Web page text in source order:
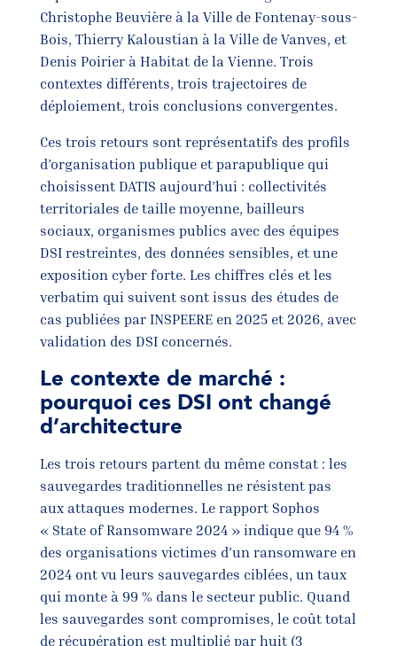
Christophe Beuvière à la Ville de Fontenay-sous-
Bois, Thierry Kaloustian à la Ville de Vanves, et
Denis Poirier à Habitat de la Vienne. Trois
contextes différents, trois trajectoires de
déploiement, trois conclusions convergentes.
Ces trois retours sont représentatifs des profils
d’organisation publique et parapublique qui
choisissent DATIS aujourd’hui : collectivités
territoriales de taille moyenne, bailleurs
sociaux, organismes publics avec des équipes
DSI restreintes, des données sensibles, et une
exposition cyber forte. Les chiffres clés et les
verbatim qui suivent sont issus des études de
cas publiées par INSPEERE en 2025 et 2026, avec
validation des DSI concernés.
Le contexte de marché :
pourquoi ces DSI ont changé
d’architecture
Les trois retours partent du même constat : les
sauvegardes traditionnelles ne résistent pas
aux attaques modernes. Le rapport Sophos
« State of Ransomware 2024 » indique que 94 %
des organisations victimes d’un ransomware en
2024 ont vu leurs sauvegardes ciblées, un taux
qui monte à 99 % dans le secteur public. Quand
les sauvegardes sont compromises, le coût total
de récupération est multiplié par huit (3